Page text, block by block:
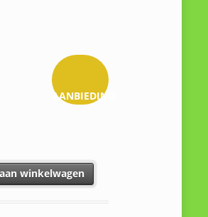
AANBIEDING!
winkelwagen